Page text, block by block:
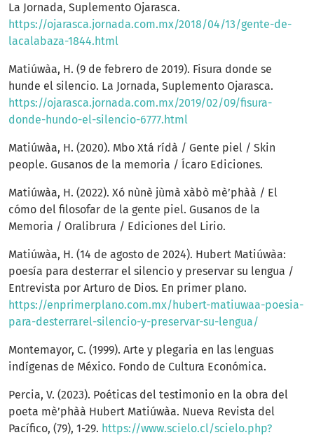
La Jornada, Suplemento Ojarasca.
https://ojarasca.jornada.com.mx/2018/04/13/gente-de-
lacalabaza-1844.html
Matiúwàa, H. (9 de febrero de 2019). Fisura donde se
hunde el silencio. La Jornada, Suplemento Ojarasca.
https://ojarasca.jornada.com.mx/2019/02/09/fisura-
donde-hundo-el-silencio-6777.html
Matiúwàa, H. (2020). Mbo Xtá rídà / Gente piel / Skin
people. Gusanos de la memoria / Ícaro Ediciones.
Matiúwàa, H. (2022). Xó nùnè jùmà xàbò mè’phàà / El
cómo del filosofar de la gente piel. Gusanos de la
Memoria / Oralibrura / Ediciones del Lirio.
Matiúwàa, H. (14 de agosto de 2024). Hubert Matiúwàa:
poesía para desterrar el silencio y preservar su lengua /
Entrevista por Arturo de Dios. En primer plano.
https://enprimerplano.com.mx/hubert-matiuwaa-poesia-
para-desterrarel-silencio-y-preservar-su-lengua/
Montemayor, C. (1999). Arte y plegaria en las lenguas
indígenas de México. Fondo de Cultura Económica.
Percia, V. (2023). Poéticas del testimonio en la obra del
poeta mè’phàà Hubert Matiúwàa. Nueva Revista del
Pacífico, (79), 1-29. https://www.scielo.cl/scielo.php?